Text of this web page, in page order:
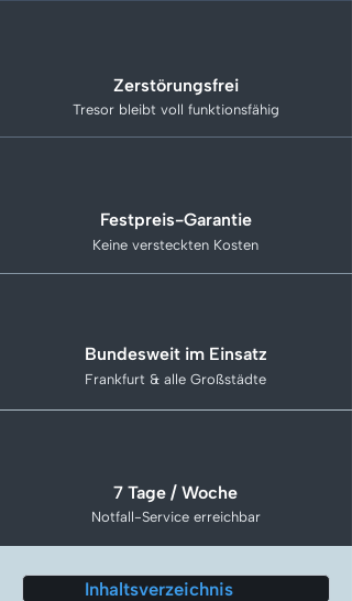
Zerstörungsfrei
Tresor bleibt voll funktionsfähig
Festpreis-Garantie
Keine versteckten Kosten
Bundesweit im Einsatz
Frankfurt & alle Großstädte
7 Tage / Woche
Notfall-Service erreichbar
Inhaltsverzeichnis